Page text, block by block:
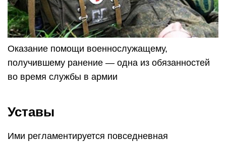
Оказание помощи военнослужащему,
получившему ранение — одна из обязанностей
во время службы в армии
Уставы
Ими регламентируется повседневная